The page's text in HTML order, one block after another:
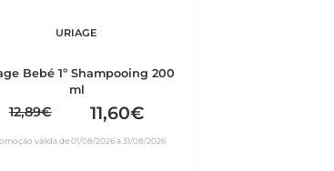
URIAGE
Bebé 1º Shampooing 200
ml
12,89€ 11,60€
válida de 01/08/2026 a 31/08/2026